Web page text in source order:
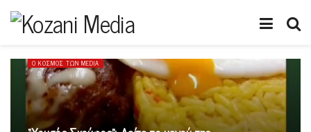
Ο ΚΟΣΜΟΣ ΤΩΝ MEDIA